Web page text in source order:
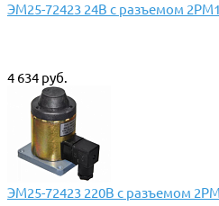
ЭМ25-72423 24В с разъемом
4 634 руб.
ЭМ25-72423 220В с разъемом